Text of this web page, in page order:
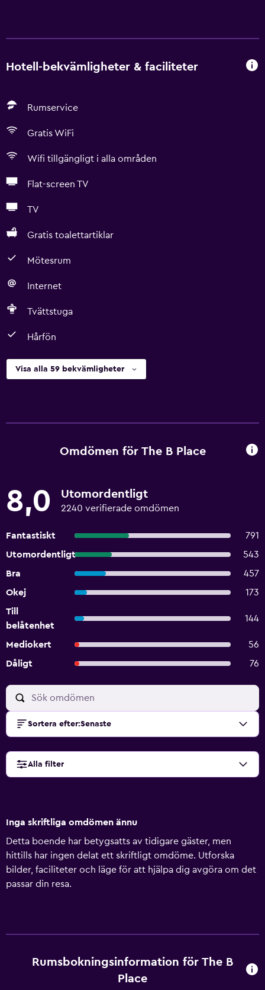
Hotell-bekvämligheter & faciliteter
Rumservice
Gratis WiFi
Wifi tillgängligt i alla områden
Flat-screen TV
TV
Gratis toalettartiklar
Mötesrum
Internet
Tvättstuga
Hårfön
Visa alla 59 bekvämligheter
Omdömen för The B Place
8,0 Utomordentligt
2240 verifierade omdömen
Fantastiskt
791
Utomordentligt
543
Bra
457
Okej
173
Till
belåtenhet
144
Mediokert
56
Dåligt
76
Sortera efter:Senaste
Alla filter
Inga skriftliga omdömen ännu
Detta boende har betygsatts av tidigare gäster, men
hittills har ingen delat ett skriftligt omdöme. Utforska
bilder, faciliteter och läge för att hjälpa dig avgöra om det
passar din resa.
Rumsbokningsinformation för The B
Place